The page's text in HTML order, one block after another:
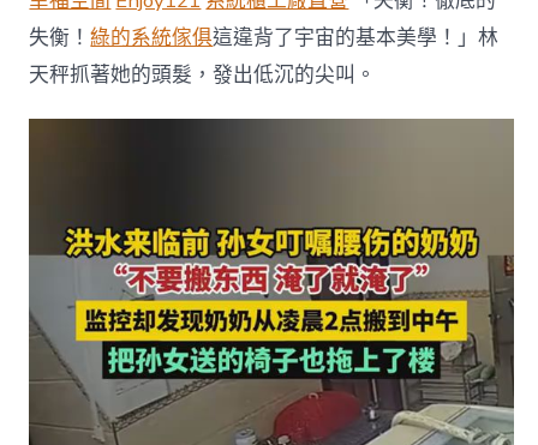
利
巴
家
里
物
直
營
品
搬
到
樓
上〉
中
失衡！綠的系統傢俱這違背了宇宙的基本美學！」林
天秤抓著她的頭髮，發出低沉的尖叫。